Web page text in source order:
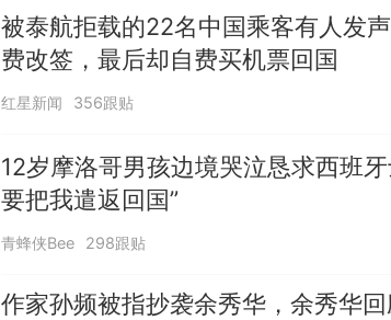
被泰航拒载的22名中国乘客有人发
费改签，最后却自费买机票回国
红星新闻 356跟贴
12岁摩洛哥男孩边境哭泣恳求西班
要把我遣返回国”
青蜂侠Bee 298跟贴
作家孙频被指抄袭余秀华，余秀华